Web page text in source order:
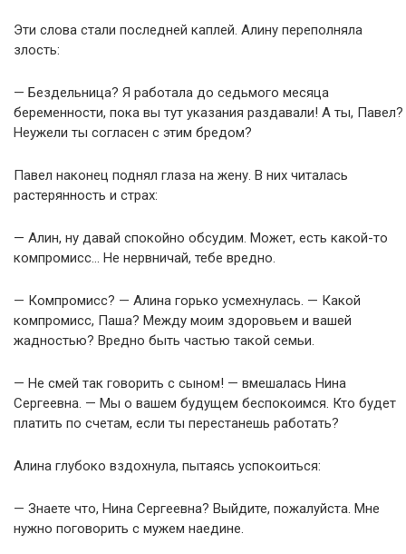
Эти слова стали последней каплей. Алину переполняла
злость:
— Бездельница? Я работала до седьмого месяца
беременности, пока вы тут указания раздавали! А ты, Павел?
Неужели ты согласен с этим бредом?
Павел наконец поднял глаза на жену. В них читалась
растерянность и страх:
— Алин, ну давай спокойно обсудим. Может, есть какой-то
компромисс… Не нервничай, тебе вредно.
— Компромисс? — Алина горько усмехнулась. — Какой
компромисс, Паша? Между моим здоровьем и вашей
жадностью? Вредно быть частью такой семьи.
— Не смей так говорить с сыном! — вмешалась Нина
Сергеевна. — Мы о вашем будущем беспокоимся. Кто будет
платить по счетам, если ты перестанешь работать?
Алина глубоко вздохнула, пытаясь успокоиться:
— Знаете что, Нина Сергеевна? Выйдите, пожалуйста. Мне
нужно поговорить с мужем наедине.